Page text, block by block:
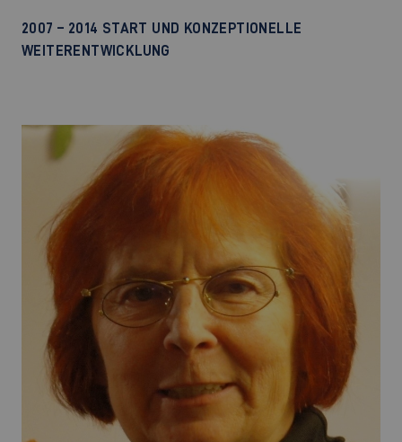
2007 – 2014 START UND KONZEPTIONELLE
WEITERENTWICKLUNG